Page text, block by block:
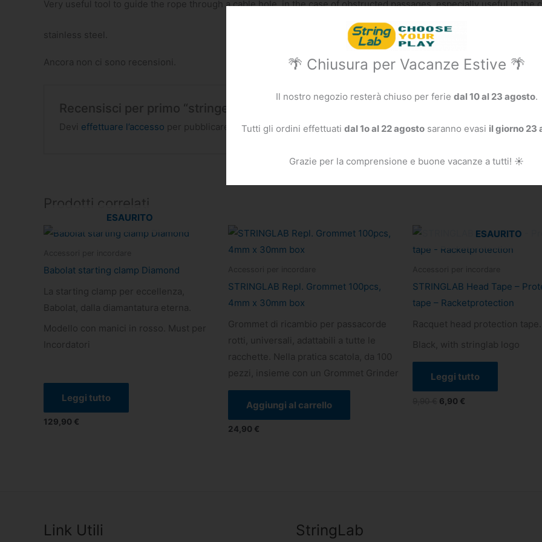
Very useful tool to guide the rope through a cable hole, in the case of obstructed passages, especially useful in the
stainless steel.
Ancora non ci sono recensioni.
Recensisci per primo “stringer guide”
Devi effettuare l’accesso per pubblicare una recensione.
Prodotti correlati
ESAURITO
Babolat starting clamp Diamond
La starting clamp per eccellenza,
Babolat, dalla diamantatura eterna.
Modello con manici in rosso. Must per
Incordatori
Leggi tutto
129,90 €
STRINGLAB Repl. Grommet 100pcs,
4mm x 30mm box
Grommet di ricambio per passacorde
rotti, universali, adattabili a tutte le
racchette. Nella pratica scatola, da 100
pezzi, insieme con un Grommet Grinder
Aggiungi al carrello
24,90 €
ESAURITO
STRINGLAB Head Tape –
tape – Racketprotection
Racquet head protection tape.
Black, with stringlab logo
Leggi tutto
originale
6,90 €
prezzo
attuale
Link Utili StringLab
🌴 Chiusura per Vacanze Estive 🌴
Il nostro negozio resterà chiuso per ferie dal 10 al 23 agosto.
Tutti gli ordini effettuati dal 1o al 22 agostosaranno evasi il giorno 23
Grazie per la comprensione e buone vacanze a tutti! ☀️